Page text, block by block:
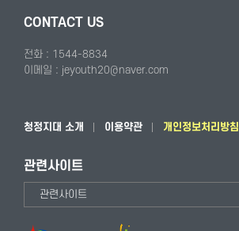
CONTACT US
전화 : 1544-8834
이메일 : jeyouth20@naver.com
청정지대 소개 이용약관 개인정보처리방침
관련사이트